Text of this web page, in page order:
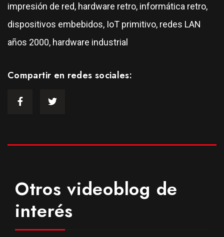
impresión de red, hardware retro, informática retro,
dispositivos embebidos, IoT primitivo, redes LAN
años 2000, hardware industrial
Compartir en redes sociales:
Otros videoblog de
interés